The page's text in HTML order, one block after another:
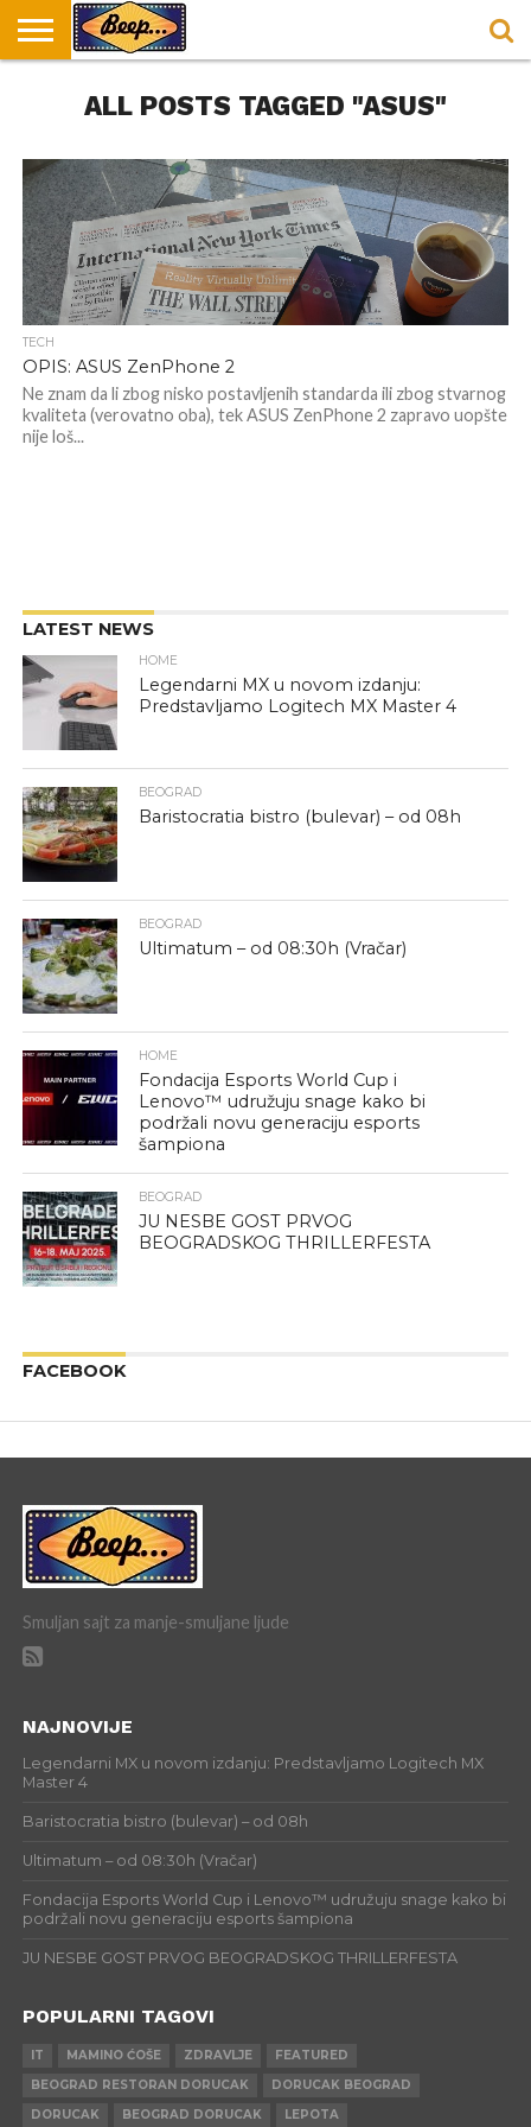
DORUČAK
SVAKODNEVICA
ENTERTAINMENT
LOKACIJE
HRANA I
RECEPTI
NEPUSACKI
LOKALIALL POSTS TAGGED "ASUS"
TECH
OPIS: ASUS ZenPhone 2
Ne znam da li zbog nisko postavljenih standarda ili zbog stvarnog
kvaliteta (verovatno oba), tek ASUS ZenPhone 2 zapravo uopšte
nije loš...
LATEST NEWS
HOME
Legendarni MX u novom izdanju:
Predstavljamo Logitech MX Master 4
BEOGRAD
Baristocratia bistro (bulevar) – od 08h
BEOGRAD
Ultimatum – od 08:30h (Vračar)
HOME
Fondacija Esports World Cup i
Lenovo™ udružuju snage kako bi
podržali novu generaciju esports
šampiona
BEOGRAD
JU NESBE GOST PRVOG
BEOGRADSKOG THRILLERFESTA
FACEBOOK
Smuljan sajt za manje-smuljane ljude
NAJNOVIJE
Legendarni MX u novom izdanju: Predstavljamo Logitech MX
Master 4
Baristocratia bistro (bulevar) – od 08h
Ultimatum – od 08:30h (Vračar)
Fondacija Esports World Cup i Lenovo™ udružuju snage kako bi
podržali novu generaciju esports šampiona
JU NESBE GOST PRVOG BEOGRADSKOG THRILLERFESTA
POPULARNI TAGOVI
IT MAMINO ĆOŠE ZDRAVLJE
FEATURED
BEOGRAD RESTORAN DORUCAK
DORUCAK BEOGRAD
DORUCAK
BEOGRAD DORUCAK LEPOTA